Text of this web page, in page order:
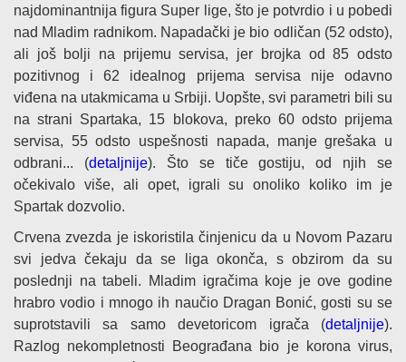
najdominantnija figura Super lige, što je potvrdio i u pobedi
nad Mladim radnikom. Napadački je bio odličan (52 odsto),
ali još bolji na prijemu servisa, jer brojka od 85 odsto
pozitivnog i 62 idealnog prijema servisa nije odavno
viđena na utakmicama u Srbiji. Uopšte, svi parametri bili su
na strani Spartaka, 15 blokova, preko 60 odsto prijema
servisa, 55 odsto uspešnosti napada, manje grešaka u
odbrani... (detaljnije). Što se tiče gostiju, od njih se
očekivalo više, ali opet, igrali su onoliko koliko im je
Spartak dozvolio.
Crvena zvezda je iskoristila činjenicu da u Novom Pazaru
svi jedva čekaju da se liga okonča, s obzirom da su
poslednji na tabeli. Mladim igračima koje je ove godine
hrabro vodio i mnogo ih naučio Dragan Bonić, gosti su se
suprotstavili sa samo devetoricom igrača (detaljnije).
Razlog nekompletnosti Beograđana bio je korona virus,